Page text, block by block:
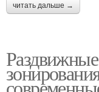
читать дальше →